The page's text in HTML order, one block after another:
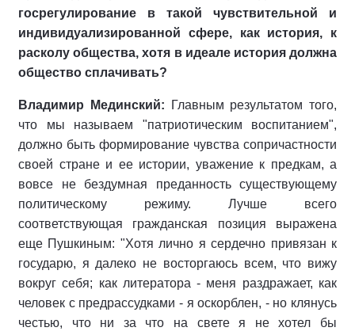
госрегулирование в такой чувствительной и
индивидуализированной сфере, как история, к
расколу общества, хотя в идеале история должна
общество сплачивать?
Владимир Мединский: Главным результатом того,
что мы называем "патриотическим воспитанием",
должно быть формирование чувства сопричастности
своей стране и ее истории, уважение к предкам, а
вовсе не бездумная преданность существующему
политическому режиму. Лучше всего
соответствующая гражданская позиция выражена
еще Пушкиным: "Хотя лично я сердечно привязан к
государю, я далеко не восторгаюсь всем, что вижу
вокруг себя; как литератора - меня раздражает, как
человек с предрассудками - я оскорблен, - но клянусь
честью, что ни за что на свете я не хотел бы